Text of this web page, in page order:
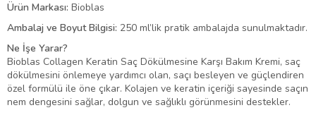
Ürün Markası: Bioblas
Ambalaj ve Boyut Bilgisi: 250 ml’lik pratik ambalajda sunulmaktadır.
Ne İşe Yarar?
Bioblas Collagen Keratin Saç Dökülmesine Karşı Bakım Kremi, saç
dökülmesini önlemeye yardımcı olan, saçı besleyen ve güçlendiren
özel formülü ile öne çıkar. Kolajen ve keratin içeriği sayesinde saçın
nem dengesini sağlar, dolgun ve sağlıklı görünmesini destekler.